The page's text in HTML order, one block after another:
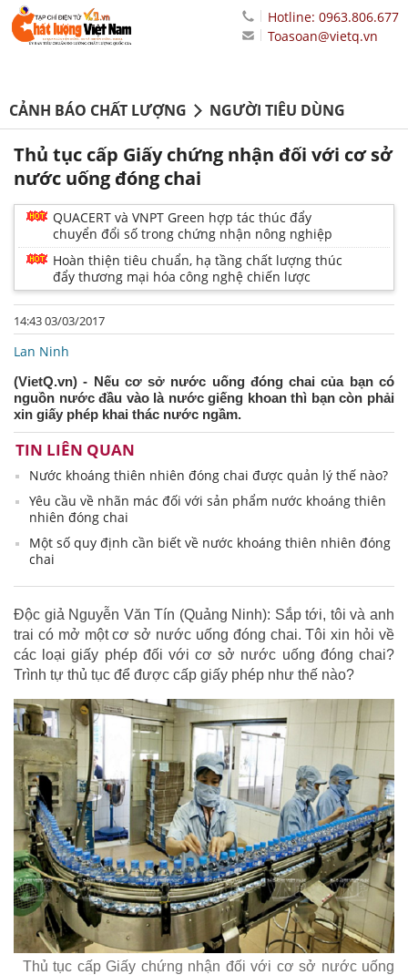
Hotline: 0963.806.677
Toasoan@vietq.vn
CẢNH BÁO CHẤT LƯỢNG NGƯỜI TIÊU DÙNG
Thủ tục cấp Giấy chứng nhận đối với cơ sở
nước uống đóng chai
QUACERT và VNPT Green hợp tác thúc đẩy
chuyển đổi số trong chứng nhận nông nghiệp
Hoàn thiện tiêu chuẩn, hạ tầng chất lượng thúc
đẩy thương mại hóa công nghệ chiến lược
14:43 03/03/2017
Lan Ninh
(VietQ.vn) - Nếu cơ sở nước uống đóng chai của bạn có
nguồn nước đầu vào là nước giếng khoan thì bạn còn phải
xin giấy phép khai thác nước ngầm.
TIN LIÊN QUAN
Nước khoáng thiên nhiên đóng chai được quản lý thế nào?
Yêu cầu về nhãn mác đối với sản phẩm nước khoáng thiên
nhiên đóng chai
Một số quy định cần biết về nước khoáng thiên nhiên đóng
chai
Độc giả Nguyễn Văn Tín (Quảng Ninh): Sắp tới, tôi và anh
trai có mở một cơ sở nước uống đóng chai. Tôi xin hỏi về
các loại giấy phép đối với cơ sở nước uống đóng chai?
Trình tự thủ tục để được cấp giấy phép như thế nào?
Thủ tục cấp Giấy chứng nhận đối với cơ sở nước uống